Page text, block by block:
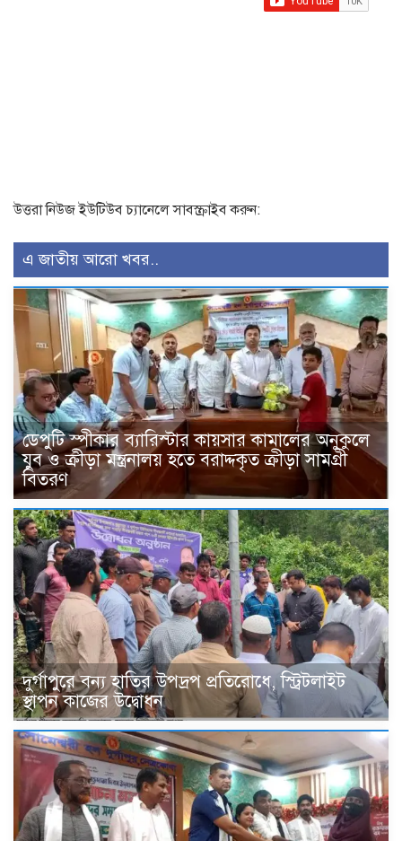
উত্তরা নিউজ ইউটিউব চ্যানেলে সাবস্ক্রাইব করুন:
এ জাতীয় আরো খবর..
ডেপুটি স্পীকার ব্যারিস্টার কায়সার কামালের অনুকুলে
যুব ও ক্রীড়া মন্ত্রনালয় হতে বরাদ্দকৃত ক্রীড়া সামগ্রী
বিতরণ
দুর্গাপুরে বন্য হাতির উপদ্রপ প্রতিরোধে, স্ট্রিটলাইট
স্থাপন কাজের উদ্বোধন